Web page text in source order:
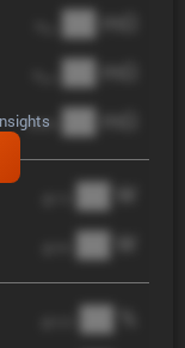
██ mΩ
██ mΩ
DCIR ██ mΩ
██ W
██ W
██ %